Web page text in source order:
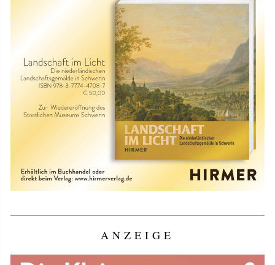
ANZEIGE